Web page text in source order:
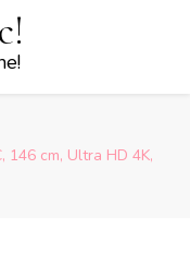
146 cm, Ultra HD 4K,